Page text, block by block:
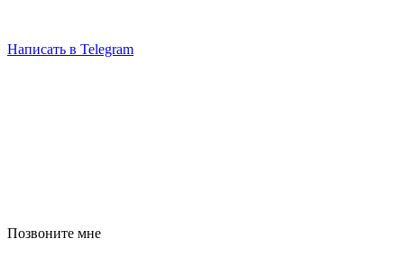
Написать в Telegram
Позвоните мне